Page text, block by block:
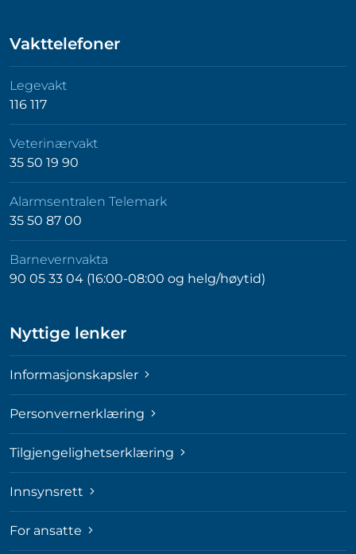
Vakttelefoner
Legevakt
116 117
Veterinærvakt
35 50 19 90
Alarmsentralen Telemark
35 50 87 00
Barnevernvakta
90 05 33 04 (16:00-08:00 og helg/høytid)
Nyttige lenker
Informasjonskapsler
Personvernerklæring
Tilgjengelighetserklæring
Innsynsrett
For ansatte